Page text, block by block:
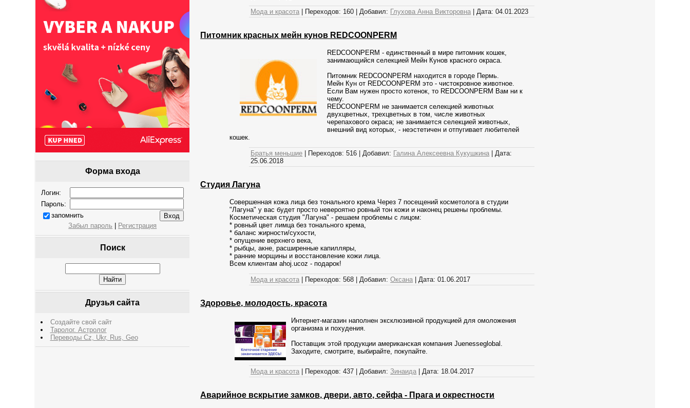
Форма входа
Логин:
Пароль:
запомнить
Забыл пароль
Регистрация
Поиск
Друзья сайта
Создайте свой сайт
Таролог. Астролог
Переводы Cz, Ukr, Rus, Geo
Мода и красота Переходов: 160 Добавил: Глухова Анна Викторовна Дата: 04.01.2023
Питомник красных мейн кунов REDCOONPERM
REDCOONPERM - единственный в мире питомник кошек,
занимающийся селекцией Мейн Кунов красного окраса.
Питомник REDCOONPERM находится в городе Пермь.
Мейн Кун от REDCOONPERM это - чистокровное животное.
Если Вам нужен просто котенок, то REDCOONPERM Вам ни к
чему.
REDCOONPERM не занимается селекцией животных
двухцветных, трехцветных в том, числе животных
черепахового окраса; не занимается селекцией животных,
внешний вид которых, - неэстетичен и отпугивает любителей
кошек.
Братья меньшие Переходов: 516 Добавил: Галина Алексеевна Кукушкина
Дата:
25.06.2018
Студия Лагуна
Совершенная кожа лица без тонального крема Через 7 посещений косметолога в студии
"Лагуна" у вас будет просто невероятно ровный тон кожи и наконец решены проблемы.
Косметическая студия "Лагуна" - решаем проблемы с лицом:
* ровный цвет лимца без тонального крема,
* баланс жирности/сухости,
* опущение верхнего века,
* рыбцы, акне, расширенные капилляры,
* ранние морщины и восстановление кожи лица.
Всем клиентам ahoj.ucoz - подарок!
Мода и красота Переходов: 568 Добавил: Оксана Дата: 01.06.2017
Здоровье, молодость, красота
Интернет-магазин наполнен эксклюзивной продукцией для омоложения
организма и похудения.
Поставщик этой продукции американская компания Juenesseglobal.
Заходите, смотрите, выбирайте, покупайте.
Мода и красота Переходов: 437 Добавил: Зинаида Дата: 18.04.2017
Аварийное вскрытие замков, двери, авто, сейфа - Прага и окрестности